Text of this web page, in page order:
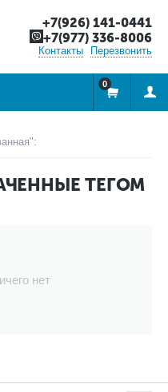
+7(926) 141-0441
+7(977) 336-8006
Контакты Перезвонить
0
ТЕГОМ
нет